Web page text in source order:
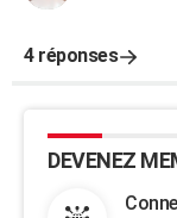
4 réponses
DEVENEZ